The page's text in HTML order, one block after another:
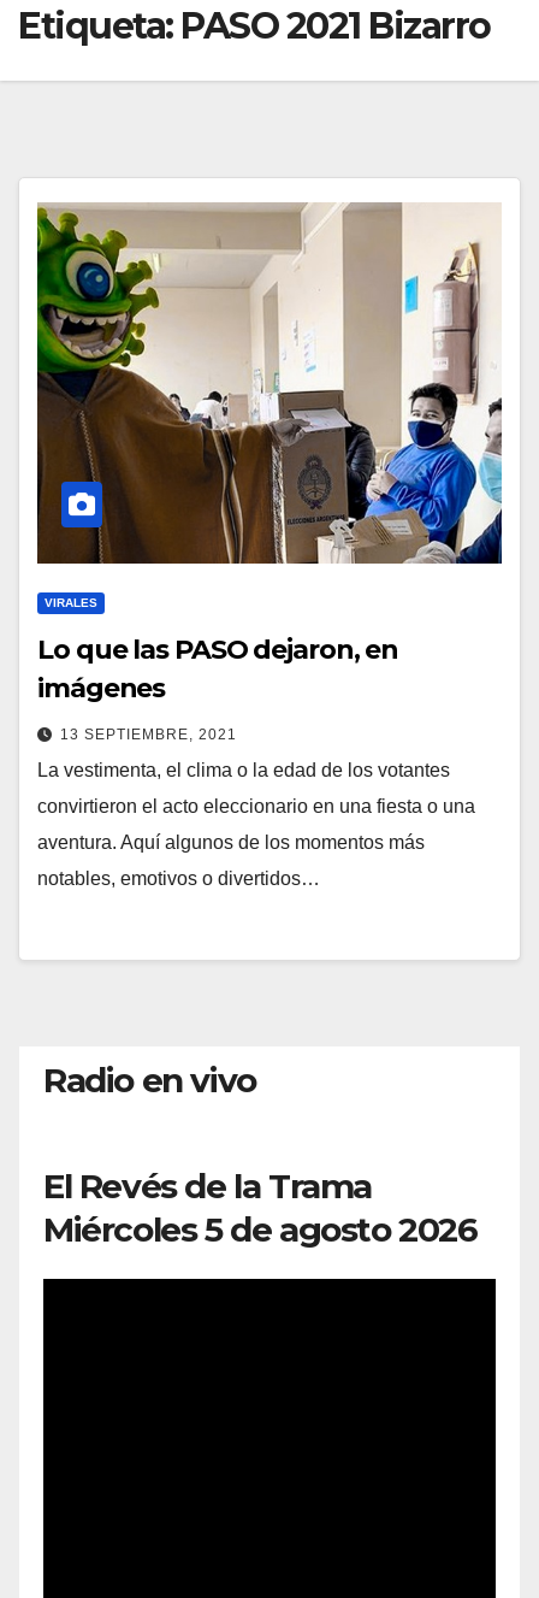
Etiqueta: PASO 2021 Bizarro
VIRALES
Lo que las PASO dejaron, en
imágenes
13 SEPTIEMBRE, 2021
La vestimenta, el clima o la edad de los votantes
convirtieron el acto eleccionario en una fiesta o una
aventura. Aquí algunos de los momentos más
notables, emotivos o divertidos…
Radio en vivo
El Revés de la Trama
Miércoles 5 de agosto 2026